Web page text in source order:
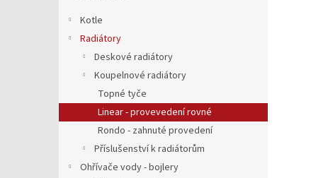
a
n
Kotle
Radiátory
Deskové radiátory
Koupelnové radiátory
Topné tyče
Linear - provevedení rovné
Rondo - zahnuté provedení
Příslušenství k radiátorům
Ohřívače vody - bojlery